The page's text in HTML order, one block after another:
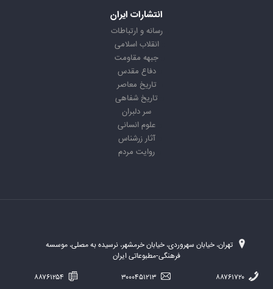
انتشارات ایران
رسانه و ارتباطات
انقلاب اسلامی
جبهه مقاومت
دفاع مقدس
تاریخ معاصر
تاریخ شفاهی
سر دلبران
علوم انسانی
آثار زرشناس
روایت مردم
تهران، خیابان سهروردی، خیابان خرمشهر، نرسیده به مصلی، موسسه
فرهنگی-مطبوعاتی ایران